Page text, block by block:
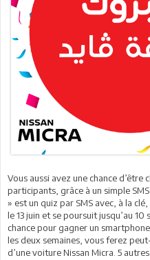
Vous aussi avez une chance d’être
participants, grâce à un simple
» est un quiz par SMS avec, à la
le 13 juin et se poursuit jusqu’au
chance pour gagner un
les deux semaines, vous ferez
d’une voiture Nissan Micra. 5